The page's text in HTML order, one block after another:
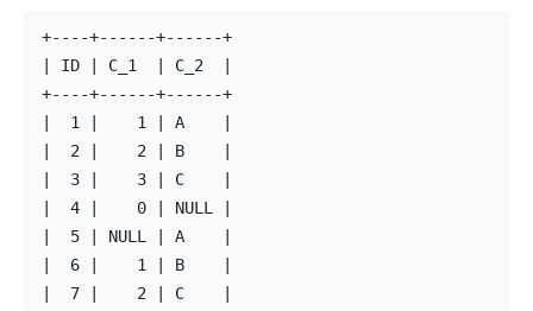
+----+------+------+
| ID | C_1  | C_2  |
+----+------+------+
|  1 |    1 | A    |
|  2 |    2 | B    |
|  3 |    3 | C    |
|  4 |    0 | NULL |
|  5 | NULL | A    |
|  6 |    1 | B    |
|  7 |    2 | C    |